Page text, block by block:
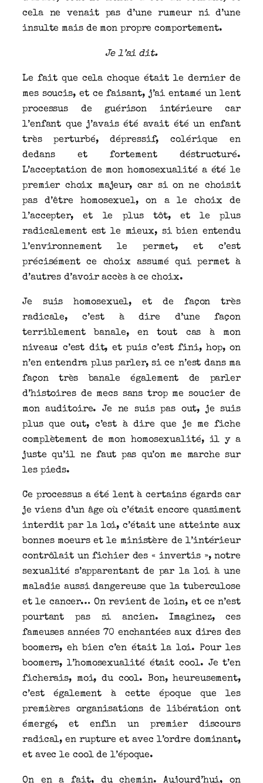
cela ne venait pas d’une rumeur ni d’une
insulte mais de mon propre comportement.
Je l’ai dit.
Le fait que cela choque était le dernier de
mes soucis, et ce faisant, j’ai entamé un lent
processus de guérison intérieure car
l’enfant que j’avais été avait été un enfant
très perturbé, dépressif, colérique en
dedans et fortement déstructuré.
L’acceptation de mon homosexualité a été le
premier choix majeur, car si on ne choisit
pas d’être homosexuel, on a le choix de
l’accepter, et le plus tôt, et le plus
radicalement est le mieux, si bien entendu
l’environnement le permet, et c’est
précisément ce choix assumé qui permet à
d’autres d’avoir accès à ce choix.
Je suis homosexuel, et de façon très
radicale, c’est à dire d’une façon
terriblement banale, en tout cas à mon
niveau: c’est dit, et puis c’est fini, hop, on
n’en entendra plus parler, si ce n’est dans ma
façon très banale également de parler
d’histoires de mecs sans trop me soucier de
mon auditoire. Je ne suis pas out, je suis
plus que out, c’est à dire que je me fiche
complètement de mon homosexualité, il y a
juste qu’il ne faut pas qu’on me marche sur
les pieds.
Ce processus a été lent à certains égards car
je viens d’un âge où c’était encore quasiment
interdit par la loi, c’était une atteinte aux
bonnes moeurs et le ministère de l’intérieur
contrôlait un fichier des « invertis », notre
sexualité s’apparentant de par la loi à une
maladie aussi dangereuse que la tuberculose
et le cancer… On revient de loin, et ce n’est
pourtant pas si ancien. Imaginez, ces
fameuses années 70 enchantées aux dires des
boomers, eh bien c’en était la loi. Pour les
boomers, l’homosexualité était cool. Je t’en
ficherais, moi, du cool. Bon, heureusement,
c’est également à cette époque que les
premières organisations de libération ont
émergé, et enfin un premier discours
radical, en rupture et avec l’ordre dominant,
et avec le cool de l’époque.
On en a fait, du chemin. Aujourd’hui, on